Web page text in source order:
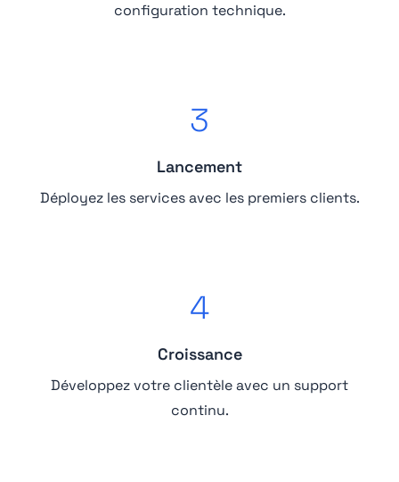
configuration technique.
3
Lancement
Déployez les services avec les premiers clients.
4
Croissance
Développez votre clientèle avec un support
continu.